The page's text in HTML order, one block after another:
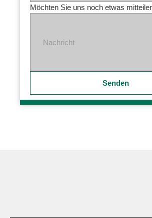
Möchten Sie uns noch etwas
Nachricht
Senden